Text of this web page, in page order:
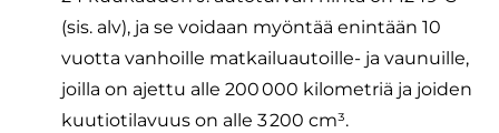
(sis. alv), ja se voidaan myöntää enintään 10
vuotta vanhoille matkailuautoille- ja vaunuille,
joilla on ajettu alle 200 000 kilometriä ja joiden
kuutiotilavuus on alle 3 200 cm³.